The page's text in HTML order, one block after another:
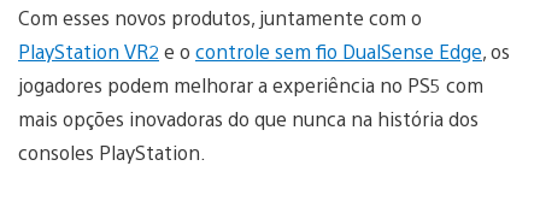
Com esses novos produtos, juntamente com o
PlayStation VR2 e o controle sem fio DualSense Edge, os
jogadores podem melhorar a experiência no PS5 com
mais opções inovadoras do que nunca na história dos
consoles PlayStation.